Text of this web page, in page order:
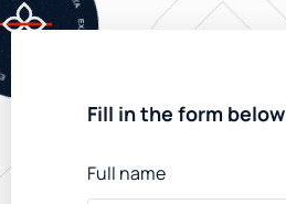
Fill in the form below
Full name